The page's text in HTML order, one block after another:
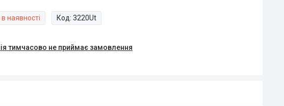
наявності Код: 3220Ut
тимчасово не приймає замовлення